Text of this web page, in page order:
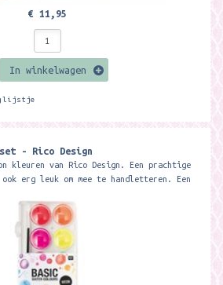
€ 11,95
In winkelwagen
- Rico Design
kleuren van Rico Design. Een prachtige
erg leuk om mee te handletteren. Een